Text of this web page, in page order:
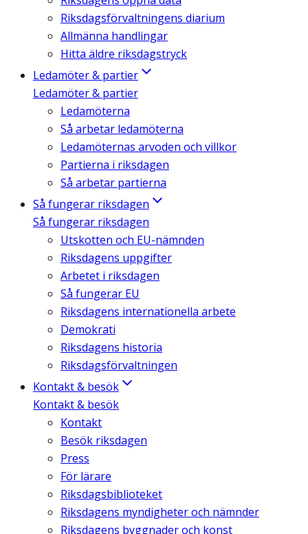
Riksdagsförvaltningens diarium
Allmänna handlingar
Hitta äldre riksdagstryck
Ledamöter & partier
Ledamöter & partier
Ledamöterna
Så arbetar ledamöterna
Ledamöternas arvoden och villkor
Partierna i riksdagen
Så arbetar partierna
Så fungerar riksdagen
Så fungerar riksdagen
Utskotten och EU-nämnden
Riksdagens uppgifter
Arbetet i riksdagen
Så fungerar EU
Riksdagens internationella arbete
Demokrati
Riksdagens historia
Riksdagsförvaltningen
Kontakt & besök
Kontakt & besök
Kontakt
Besök riksdagen
Press
För lärare
Riksdagsbiblioteket
Riksdagens myndigheter och nämnder
Riksdagens byggnader och konst